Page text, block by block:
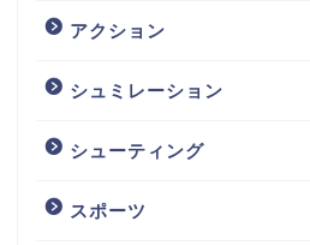
アクション
シュミレーション
シューティング
スポーツ